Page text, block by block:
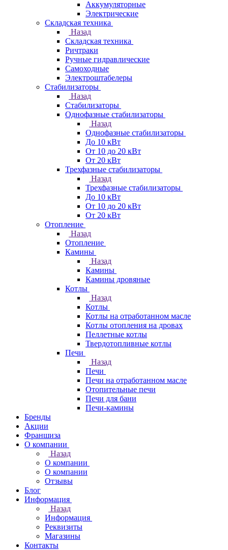
Аккумуляторные
Электрические
Складская техника
Назад
Складская техника
Ричтраки
Ручные гидравлические
Самоходные
Электроштабелеры
Стабилизаторы
Назад
Стабилизаторы
Однофазные стабилизаторы
Назад
Однофазные стабилизаторы
До 10 кВт
От 10 до 20 кВт
От 20 кВт
Трехфазные стабилизаторы
Назад
Трехфазные стабилизаторы
До 10 кВт
От 10 до 20 кВт
От 20 кВт
Отопление
Назад
Отопление
Камины
Назад
Камины
Камины дровяные
Котлы
Назад
Котлы
Котлы на отработанном масле
Котлы отопления на дровах
Пеллетные котлы
Твердотопливные котлы
Печи
Назад
Печи
Печи на отработанном масле
Отопительные печи
Печи для бани
Печи-камины
Бренды
Акции
Франшиза
О компании
Назад
О компании
О компании
Отзывы
Блог
Информация
Назад
Информация
Реквизиты
Магазины
Контакты